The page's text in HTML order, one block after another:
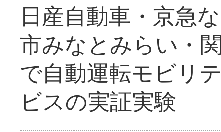
日産自動車・京急
市みなとみらい・
で自動運転モビリ
ビスの実証実験